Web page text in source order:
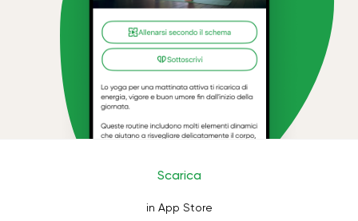
Scarica
in App Store